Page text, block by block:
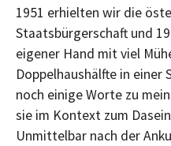
1951 erhielten wir die
Staatsbürgerschaft und
eigener Hand mit viel
Doppelhaushälfte in einer
noch einige Worte zu
sie im Kontext zum
Unmittelbar nach der